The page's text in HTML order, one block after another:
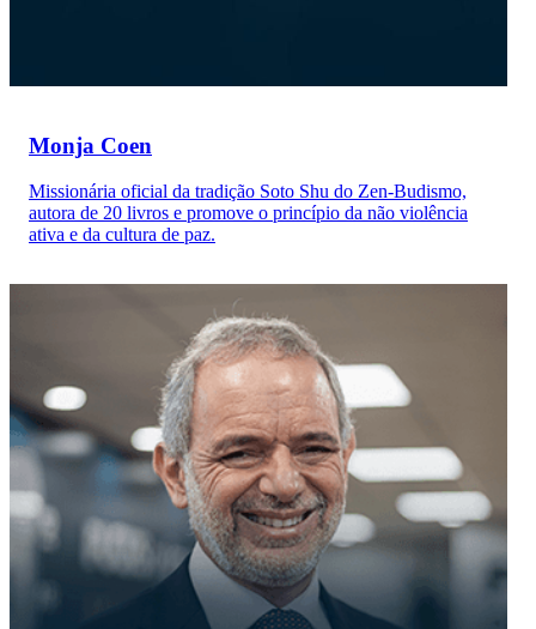
Monja Coen
Missionária oficial da tradição Soto Shu do Zen-Budismo,
autora de 20 livros e promove o princípio da não violência
ativa e da cultura de paz.